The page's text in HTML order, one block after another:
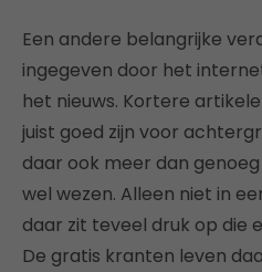
Een andere belangrijke
ingegeven door het
het nieuws. Kortere
juist goed zijn voor
daar ook meer dan
wel wezen. Alleen niet in
daar zit teveel druk op die
De gratis kranten leven